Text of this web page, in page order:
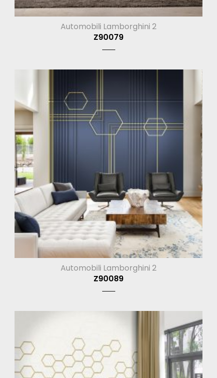
Automobili Lamborghini 2
Z90079
Automobili Lamborghini 2
Z90089